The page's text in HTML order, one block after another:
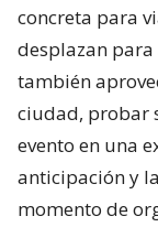
concreta para
desplazan
también
ciudad, probar
evento en una
anticipación y
momento de